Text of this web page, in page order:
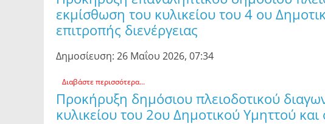
εκμίσθωση του κυλικείου του 4 ου
επιτροπής διενέργειας
Δημοσίευση: 26 Μαΐου 2026, 07:34
Διαβάστε περισσότερα...
Προκήρυξη δημόσιου πλειοδοτικού
κυλικείου του 2ου Δημοτικού Υμηττού